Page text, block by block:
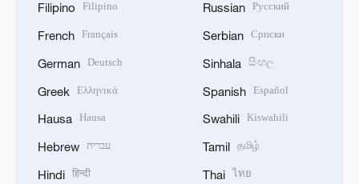
Filipino Filipino
French Français
German Deutsch
Greek Ελληνικά
Hausa Hausa
Hebrew עברית
Hindi हिन्दी
Russian Русский
Serbian Српски
Sinhala සිංහල
Spanish Español
Swahili Kiswahili
Tamil தமிழ்
Thai ไทย